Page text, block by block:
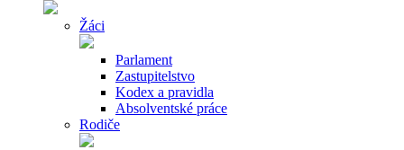
Žáci
Parlament
Zastupitelstvo
Kodex a pravidla
Absolventské práce
Rodiče